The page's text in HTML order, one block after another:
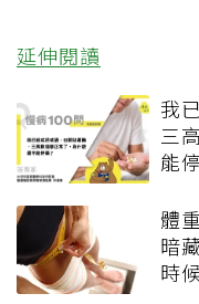
延伸閱讀
我
三
能
體
暗
時